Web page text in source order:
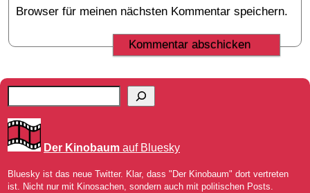
Browser für meinen nächsten Kommentar speichern.
Der Kinobaum auf Bluesky
Bluesky ist das neue Twitter. Klar, dass "Der Kinobaum" dort vertreten
ist. Nicht nur mit Kinosachen, sondern auch mit politischen Posts.